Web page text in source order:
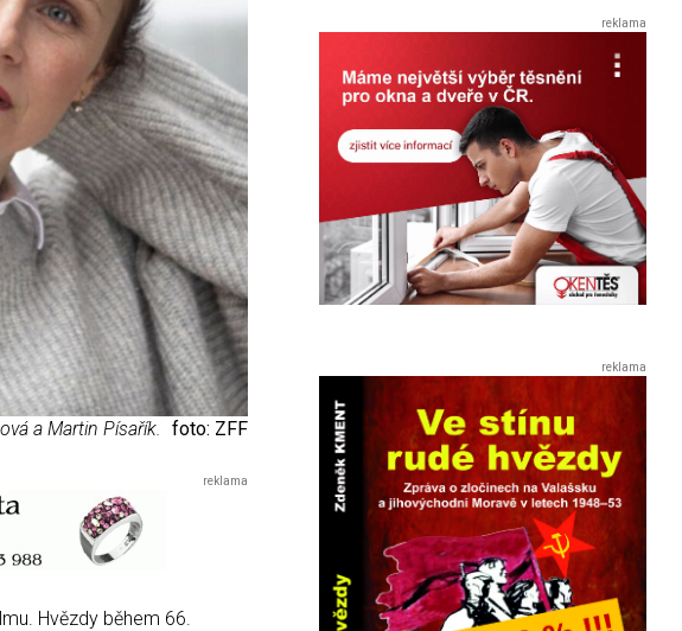
a Martin Písařík. foto: ZFF
Hvězdy během 66.